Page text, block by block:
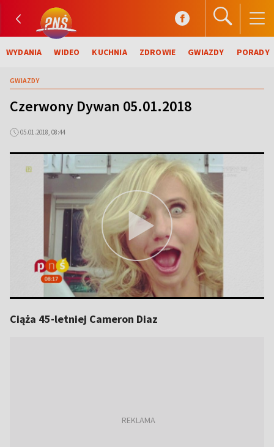
WYDANIA WIDEO KUCHNIA ZDROWIE GWIAZDY PORADY
GWIAZDY
Czerwony Dywan 05.01.2018
05.01.2018, 08:44
Ciąża 45-letniej Cameron Diaz